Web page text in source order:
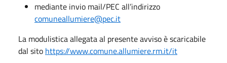
mediante invio mail/PEC all’indirizzo
comuneallumiere@pec.it
La modulistica allegata al presente avviso è scaricabile
dal sito https://www.comune.allumiere.rm.it/it